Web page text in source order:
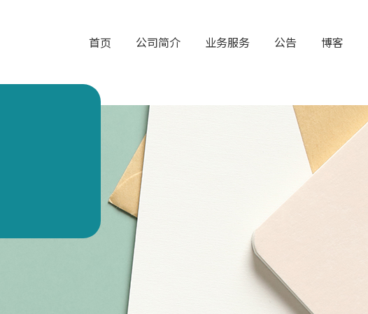
首页 公司简介 业务服务 公告 博客